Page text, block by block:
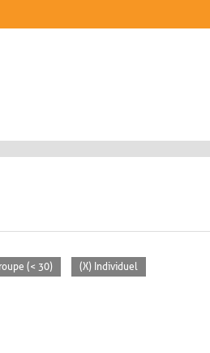
(< 30) (X) Individuel